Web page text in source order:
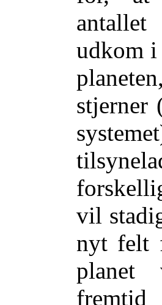
udkom i
stjerner
vil
nyt felt
planet